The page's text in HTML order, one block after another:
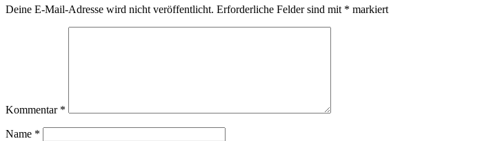
Deine E-Mail-Adresse wird nicht veröffentlicht. Erforderliche Felder sind mit * markiert
Kommentar *
Name *